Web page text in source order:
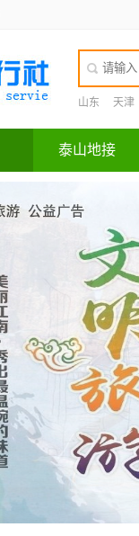
山东 天津
泰山地接